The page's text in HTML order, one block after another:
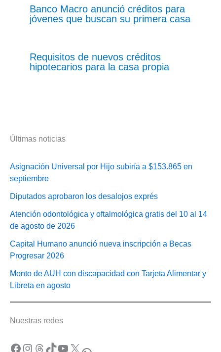
Banco Macro anunció créditos para
jóvenes que buscan su primera casa
Requisitos de nuevos créditos
hipotecarios para la casa propia
Últimas noticias
Asignación Universal por Hijo subiría a $153.865 en
septiembre
Diputados aprobaron los desalojos exprés
Atención odontológica y oftalmológica gratis del 10 al 14
de agosto de 2026
Capital Humano anunció nueva inscripción a Becas
Progresar 2026
Monto de AUH con discapacidad con Tarjeta Alimentar y
Libreta en agosto
Nuestras redes
Facebook Instagram Threads TikTok YouTube X